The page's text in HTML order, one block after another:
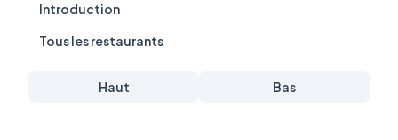
Introduction
Tous les restaurants
Haut Bas